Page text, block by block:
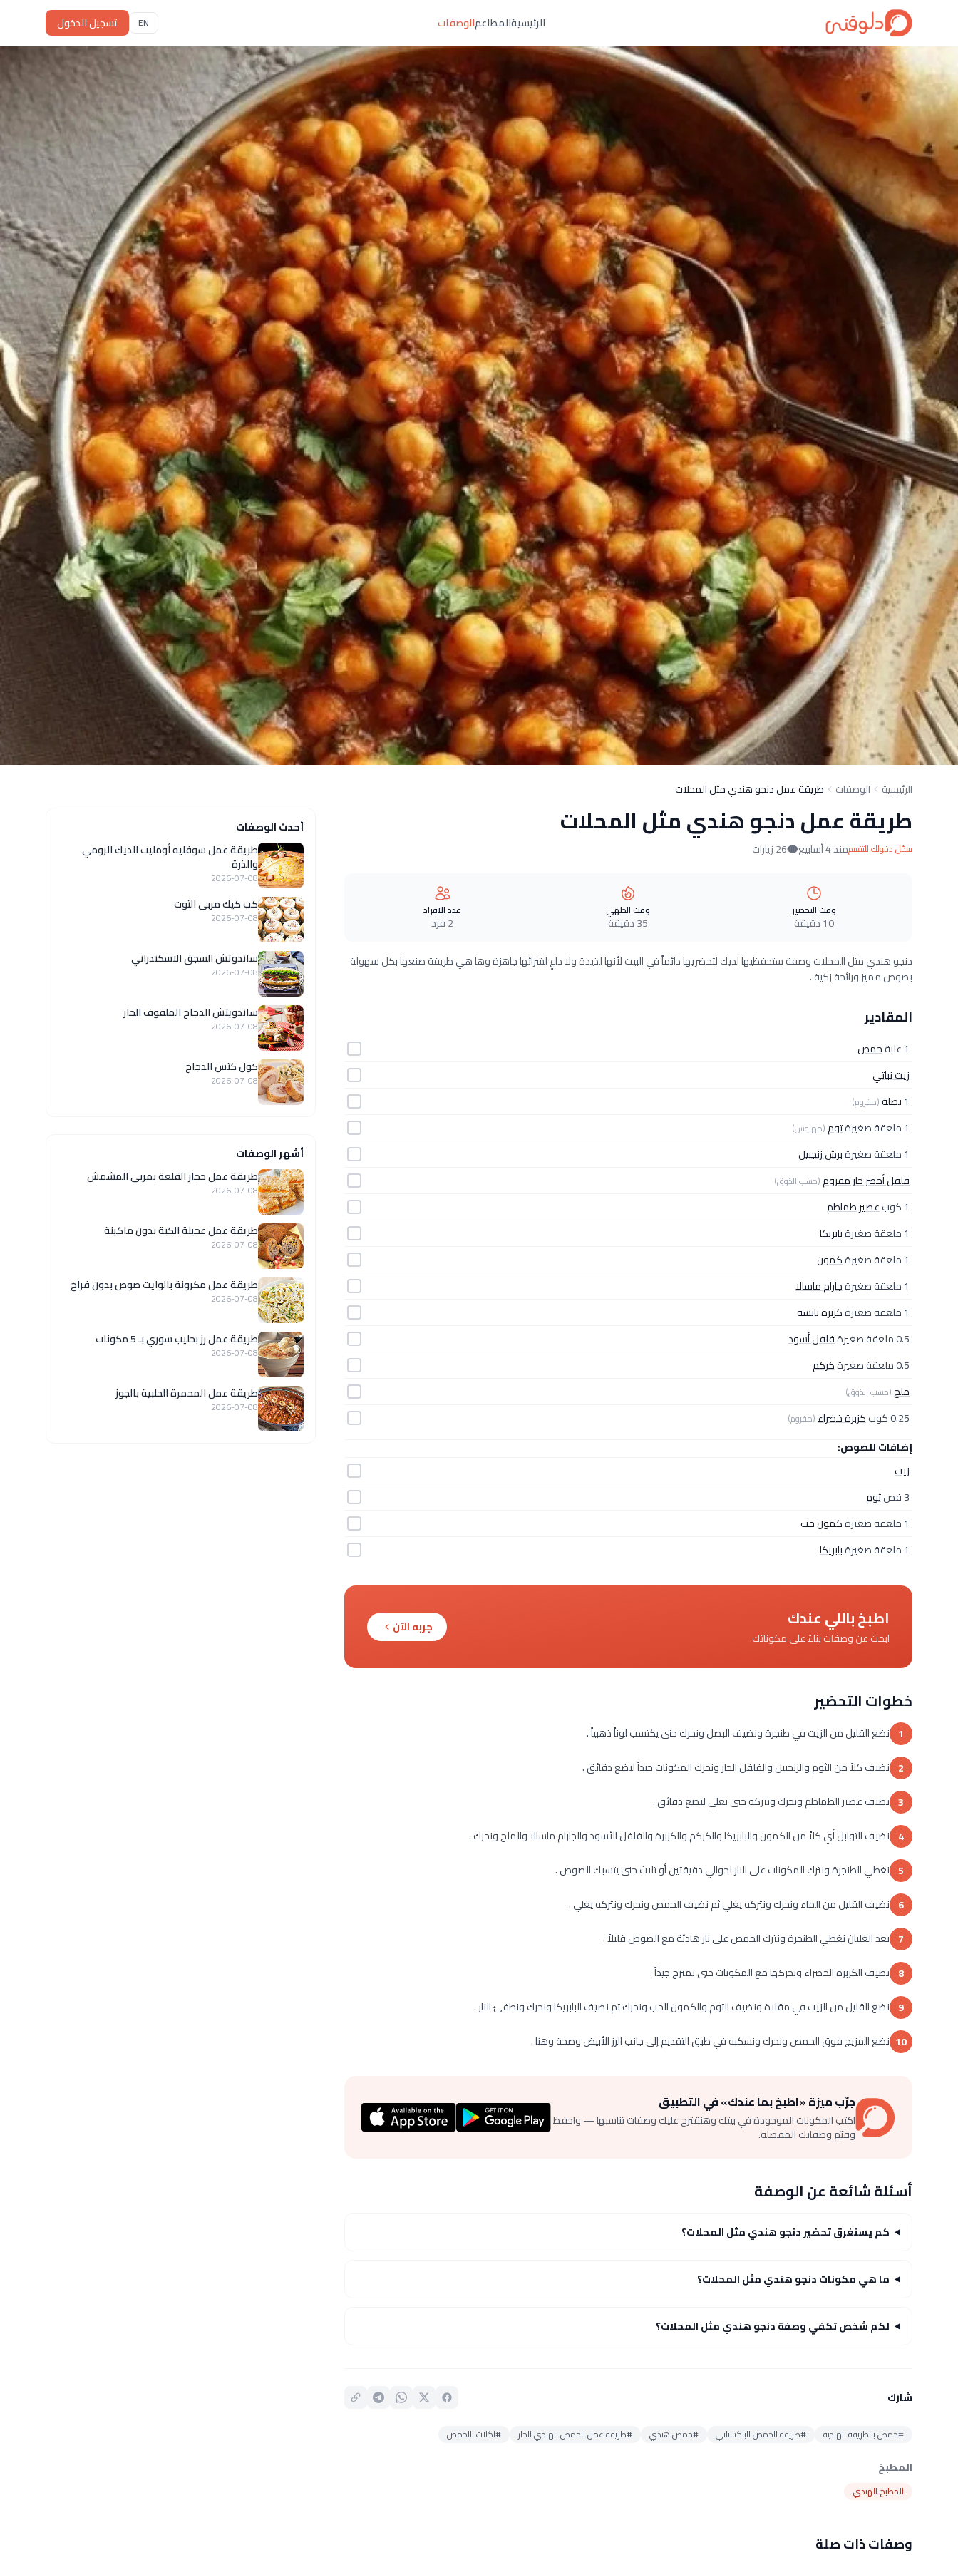
الرئيسيةالمطاعمالوصفات EN تسجيل الدخول
الرئيسية الوصفات طريقة عمل دنجو هندي مثل المحلات
طريقة عمل دنجو هندي مثل المحلات
سجّل دخولك للتقييممنذ 4 أسابيع 26 زيارات
وقت التحضير
10 دقيقة
وقت الطهي
35 دقيقة
عدد الافراد
2 فرد
دنجو هندي مثل المحلات وصفة ستحفظيها لديك لتحضريها دائماً في البيت لأنها لذيذة ولا داعٍ لشرائها جاهزة وها هي طريقة صنعها بكل سهولة
بصوص مميز ورائحة زكية .
المقادير
1 علبة
حمص
زيت نباتي
1بصلة(مفروم)
1 ملعقة صغيرة ثوم(مهروس)
1 ملعقة صغيرة
برش زنجبيل
فلفل أخضر حار مفروم(حسب الذوق)
1 كوب
عصير طماطم
1 ملعقة صغيرة
بابريكا
1 ملعقة صغيرة
كمون
1 ملعقة صغيرة
جارام ماسالا
1 ملعقة صغيرة
كزبرة يابسة
0.5 ملعقة صغيرة
فلفل أسود
0.5 ملعقة صغيرة
كركم
ملح(حسب الذوق)
0.25 كوب كزبرة خضراء(مفروم)
إضافات للصوص:
زيت
3 فص
ثوم
1 ملعقة صغيرة
كمون حب
1 ملعقة صغيرة
بابريكا
اطبخ باللي عندك
ابحث عن وصفات بناءً على مكوناتك.
جربه الآن
خطوات التحضير
1 نضع القليل من الزيت في طنجرة ونضيف البصل ونحرك حتى يكتسب لوناً ذهبياً .
2 نضيف كلاً من الثوم والزنجبيل والفلفل الحار ونحرك المكونات جيداً لبضع دقائق .
3 نضيف عصير الطماطم ونحرك ونتركه حتى يغلي لبضع دقائق .
4 نضيف التوابل أي كلاً من الكمون والبابريكا والكركم والكزبرة والفلفل الأسود والجارام ماسالا والملح ونحرك .
5 نغطي الطنجرة ونترك المكونات على النار لحوالي دقيقتين أو ثلاث حتى يتسبك الصوص .
6 نضيف القليل من الماء ونحرك ونتركه يغلي ثم نضيف الحمص ونحرك ونتركه يغلي .
7 بعد الغليان نغطي الطنجرة ونترك الحمص على نار هادئة مع الصوص قليلاً .
8 نضيف الكزبرة الخضراء ونحركها مع المكونات حتى تمتزج جيداً .
9 نضع القليل من الزيت في مقلاة ونضيف الثوم والكمون الحب ونحرك ثم نضيف البابريكا ونحرك ونطفئ النار .
10 نضع المزيج فوق الحمص ونحرك ونسكبه في طبق التقديم إلى جانب الرز الأبيض وصحة وهنا .
جرّب ميزة «اطبخ بما عندك» في التطبيق
اكتب المكونات الموجودة في بيتك وهنقترح عليك وصفات تناسبها — واحفظ
وقيّم وصفاتك المفضلة.
أسئلة شائعة عن الوصفة
كم يستغرق تحضير دنجو هندي مثل المحلات؟
ما هي مكونات دنجو هندي مثل المحلات؟
لكم شخص تكفي وصفة دنجو هندي مثل المحلات؟
شارك
#حمص بالطريقة الهندية #طريقة الحمص الباكستاني #حمص هندي #طريقة عمل الحمص الهندي الحار #اكلات بالحمص
المطبخ
المطبخ الهندي
وصفات ذات صلة
أحدث الوصفات
طريقة عمل سوفليه أومليت الديك الرومي
والذرة
2026-07-08
كب كيك مربى التوت
2026-07-08
ساندوتش السجق الاسكندراني
2026-07-08
ساندويتش الدجاج الملفوف الحار
2026-07-08
كول كتس الدجاج
2026-07-08
أشهر الوصفات
طريقة عمل حجار القلعة بمربى المشمش
2026-07-08
طريقة عمل عجينة الكبة بدون ماكينة
2026-07-08
طريقة عمل مكرونة بالوايت صوص بدون فراخ
2026-07-08
طريقة عمل رز بحليب سوري بـ 5 مكونات
2026-07-08
طريقة عمل المحمرة الحلبية بالجوز
2026-07-08